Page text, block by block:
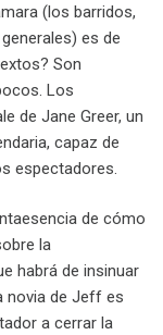
(los barridos,
es de
Son
Los
de Jane Greer, un
capaz de
espectadores.
de cómo
la
habrá de insinuar
novia de Jeff es
a cerrar la